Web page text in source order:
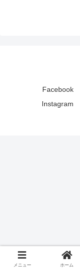
Facebook
Instagram
メニュー ホーム